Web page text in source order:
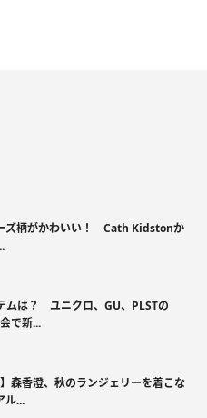
ズ柄がかわいい！ Cath Kidstonか
ムは？ ユニクロ、GU、PLSTの
で新...
】森香澄、秋のランジェリーを着こな
ル...